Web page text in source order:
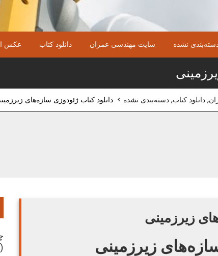
نشده سایت مهندسی عمران دانلود کتاب عکس
, دانلود کتاب, دسته‌بندی نشده > دانلود کتاب ژئودوزی سازه‌های
زیرزمینی
زیرزمینی